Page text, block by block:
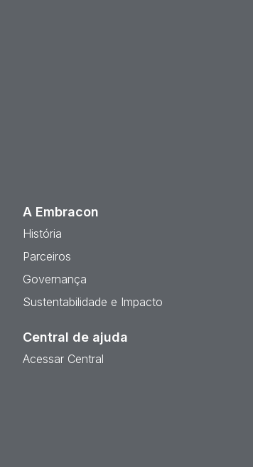
A Embracon
História
Parceiros
Governança
Sustentabilidade e Impacto
Central de ajuda
Acessar Central